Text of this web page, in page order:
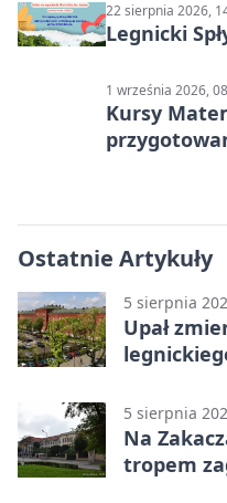
22 sierpnia 2026,
Legnicki
1 września 2026,
Kursy
Ostatnie Artykuły
5 sierpnia
Upał
5 sierpnia
Na
tropem